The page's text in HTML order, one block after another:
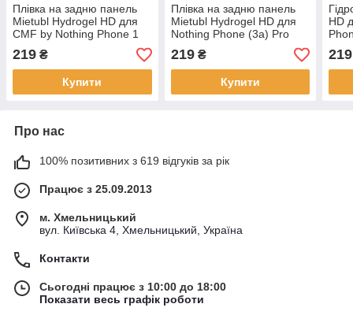
Плівка на задню панель
Mietubl Hydrogel HD для
CMF by Nothing Phone 1
219 ₴
Купити
Плівка на задню панель
Mietubl Hydrogel HD для
Nothing Phone (3a) Pro
219₴
Купити
HD
219
Про нас
100% позитивних з 619 відгуків за рік
Працює з 25.09.2013
м. Хмельницький
вул. Київська 4, Хмельницький, Україна
Контакти
Сьогодні працює з 10:00 до 18:00
Показати весь графік роботи